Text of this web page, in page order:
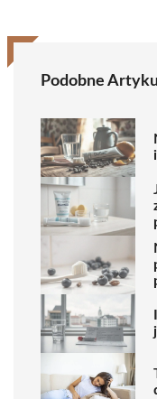
Podobne